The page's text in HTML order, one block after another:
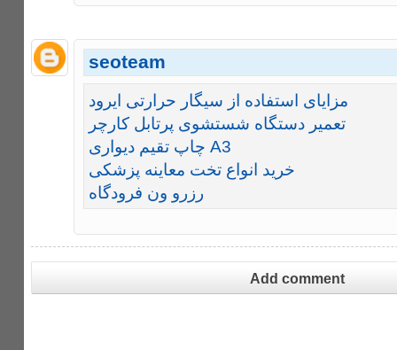
seoteam
مزایای استفاده از سیگار حرارتی ایرود
تعمیر دستگاه شستشوی پرتابل کارچر
چاپ تقیم دیواری A3
خرید انواع تخت معاینه پزشکی
رزرو ون فرودگاه
Add comment